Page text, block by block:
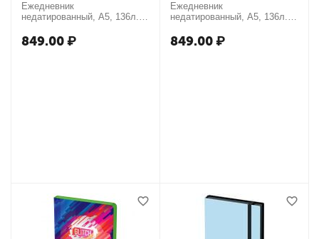
Ежедневник
недатированный, А5, 136л.,
с рисунком
849.00₽
Ежедневник
недатированный, А5, 136л.,
с рисунком
849.00₽